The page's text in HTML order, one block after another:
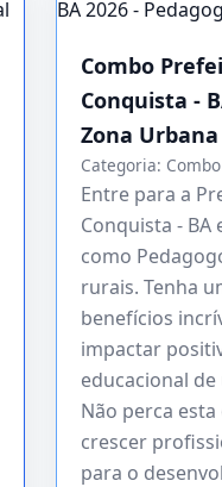
Combo
Conquista -
Zona
Categoria:
Entre para a
Conquista - BA
como
rurais. Tenha
benefícios
impactar
educacional
Não perca
crescer
para o